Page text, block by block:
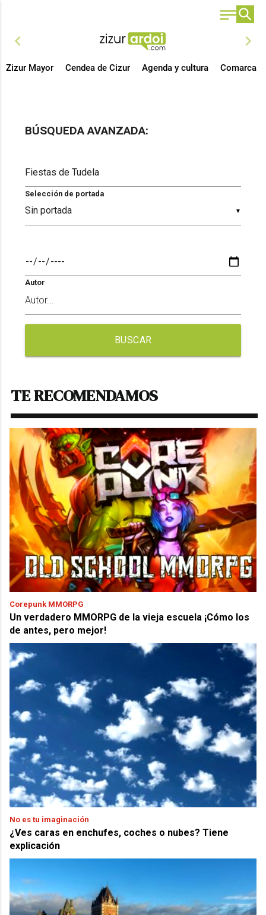
chevron_left chevron_right
Zizur Mayor Cendea de Cizur Agenda y cultura Comarca
BÚSQUEDA AVANZADA:
▼
Selección de portada
Autor
BUSCAR
TE RECOMENDAMOS
Corepunk MMORPG
Un verdadero MMORPG de la vieja escuela ¡Cómo los
de antes, pero mejor!
No es tu imaginación
¿Ves caras en enchufes, coches o nubes? Tiene
explicación